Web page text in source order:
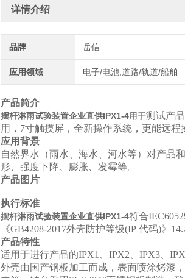
详情介绍
品牌 岳信
应用领域 电子/电池,道路/轨道/船舶
产品简介
摆杆淋雨试验装置企业直供IPX1-4用于测试产
用，7寸触摸屏，全新操作系统，更能远
应用背景
自然界水（雨水、海水、河水等）对产品
形、强度下降、膨胀、发霉等。
产品图片
执行标准
摆杆淋雨试验装置企业直供IPX1-4符合
《GB4208-2017外壳防护等级(IP 代码)》
产品特性
适用于进行产品的IPX1、IPX2、IPX3、
外壳由国产钢板加工而成，表面喷涂烤漆，